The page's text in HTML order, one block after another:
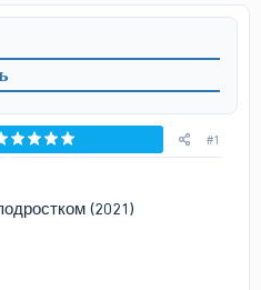
Голосов: 0
#1
(2021)